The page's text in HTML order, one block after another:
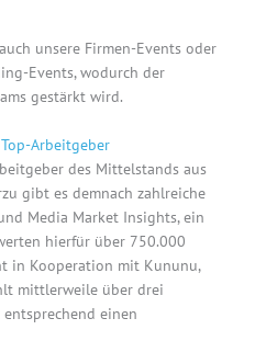
unsere Firmen-Events oder
Events, wodurch der
gestärkt wird.
Arbeitgeber
des Mittelstands aus
gibt es demnach zahlreiche
Media Market Insights, ein
hierfür über 750.000
in Kooperation mit Kununu,
mittlerweile über drei
einen